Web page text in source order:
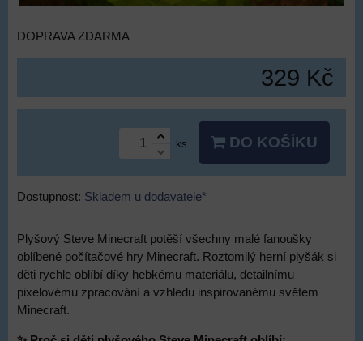
DOPRAVA ZDARMA
329 Kč
ks DO KOŠÍKU
Dostupnost: Skladem u dodavatele*
Plyšový Steve Minecraft potěší všechny malé fanoušky
oblíbené počítačové hry Minecraft. Roztomilý herní plyšák si
děti rychle oblíbí díky hebkému materiálu, detailnímu
pixelovému zpracování a vzhledu inspirovanému světem
Minecraft.